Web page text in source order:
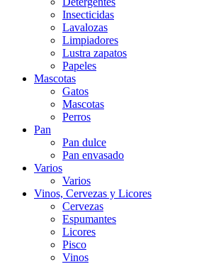
Insecticidas
Lavalozas
Limpiadores
Lustra zapatos
Papeles
Mascotas
Gatos
Mascotas
Perros
Pan
Pan dulce
Pan envasado
Varios
Varios
Vinos, Cervezas y Licores
Cervezas
Espumantes
Licores
Pisco
Vinos